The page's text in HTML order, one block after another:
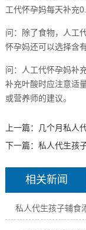
工代怀孕妈每天补充
问：除了食物，人工
怀孕妈还可以选择含
问：人工代怀孕妈补
补充叶酸时应注意适
或营养师的建议。
上一篇：
几个月私人
下一篇： 私人代生孩
相关新闻